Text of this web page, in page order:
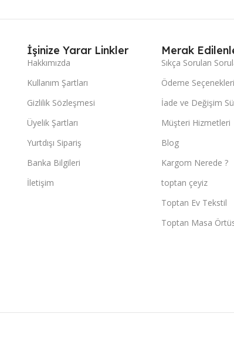
İşinize Yarar Linkler
Hakkımızda
Kullanım Şartları
Gizlilik Sözleşmesi
Üyelik Şartları
Yurtdışı Sipariş
Banka Bilgileri
İletişim
Merak
Sıkça Sorulan
Ödeme Seçenekleri
İade ve Değişim
Müşteri Hizmetleri
Blog
Kargom Nerede ?
toptan çeyiz
Toptan Ev Tekstil
Toptan Masa